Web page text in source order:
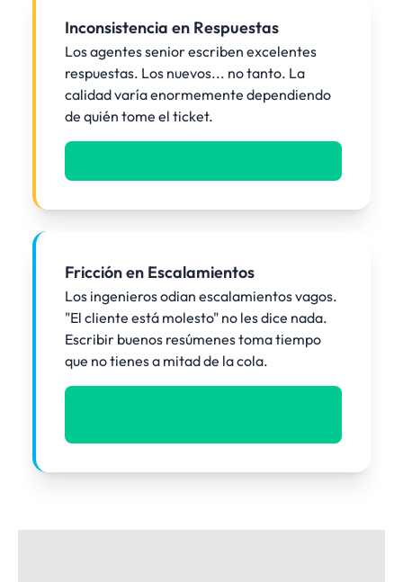
Inconsistencia en Respuestas
Los agentes senior escriben excelentes
respuestas. Los nuevos... no tanto. La
calidad varía enormemente dependiendo
de quién tome el ticket.
Fricción en Escalamientos
Los ingenieros odian escalamientos vagos.
"El cliente está molesto" no les dice nada.
Escribir buenos resúmenes toma tiempo
que no tienes a mitad de la cola.